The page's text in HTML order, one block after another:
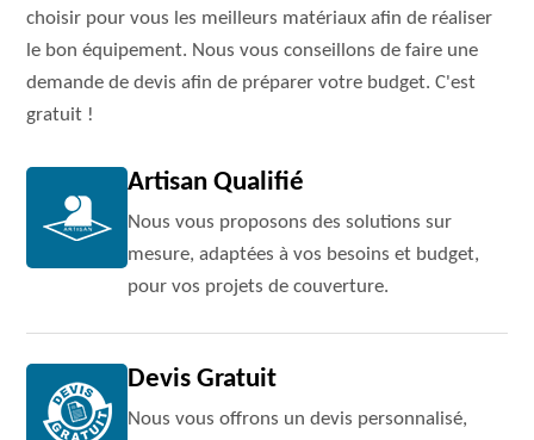
choisir pour vous les meilleurs matériaux afin de réaliser
le bon équipement. Nous vous conseillons de faire une
demande de devis afin de préparer votre budget. C'est
gratuit !
Artisan Qualifié
Nous vous proposons des solutions sur
mesure, adaptées à vos besoins et budget,
pour vos projets de couverture.
Devis Gratuit
Nous vous offrons un devis personnalisé,